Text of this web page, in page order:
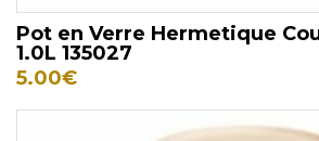
Pot en Verre Hermetique
1.0L 135027
5.00€